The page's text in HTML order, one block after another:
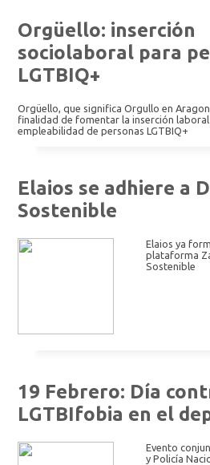
Orgüello: inserción
sociolaboral para
LGTBIQ+
Orgüello, que significa Orgullo en
finalidad de fomentar la inserción
empleabilidad de personas LGTBIQ+
Elaios se adhiere a
Sostenible
Elaios ya
plataforma
Sostenible
19 Febrero: Día
LGTBIfobia en el
Evento
y Policía